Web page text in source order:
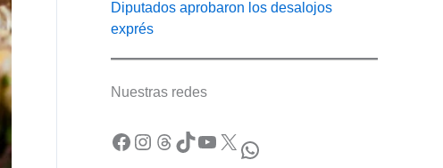
Diputados aprobaron los desalojos
exprés
Nuestras redes
Facebook Instagram Threads TikTok YouTube X WhatsApp